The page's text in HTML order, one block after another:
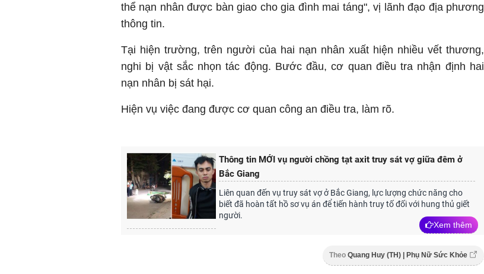
thể nạn nhân được bàn giao cho gia đình mai táng", vị lãnh đạo địa phương
thông tin.
Tại hiện trường, trên người của hai nạn nhân xuất hiện nhiều vết thương,
nghi bị vật sắc nhọn tác động. Bước đầu, cơ quan điều tra nhận định hai
nạn nhân bị sát hại.
Hiện vụ việc đang được cơ quan công an điều tra, làm rõ.
Thông tin MỚI vụ người chồng tạt axit truy sát vợ giữa đêm ở
Bắc Giang
Liên quan đến vụ truy sát vợ ở Bắc Giang, lực lượng chức năng cho
biết đã hoàn tất hồ sơ vụ án để tiến hành truy tố đối với hung thủ giết
người.
Xem thêm
Theo Quang Huy (TH) | Phụ Nữ Sức Khỏe